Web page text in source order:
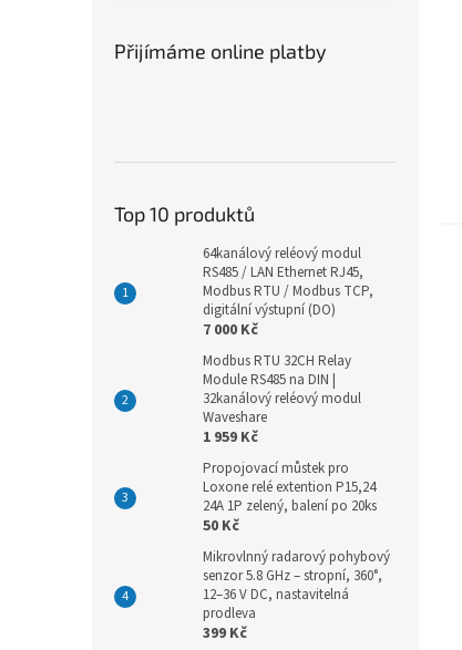
Přijímáme online platby
Top 10 produktů
64kanálový reléový modul
RS485 / LAN Ethernet RJ45,
Modbus RTU / Modbus TCP,
digitální výstupní (DO)
7 000 Kč
Modbus RTU 32CH Relay
Module RS485 na DIN |
32kanálový reléový modul
Waveshare
1 959 Kč
Propojovací můstek pro
Loxone relé extention P15,24
24A 1P zelený, balení po 20ks
50 Kč
Mikrovlnný radarový pohybový
senzor 5.8 GHz – stropní, 360°,
12–36 V DC, nastavitelná
prodleva
399 Kč